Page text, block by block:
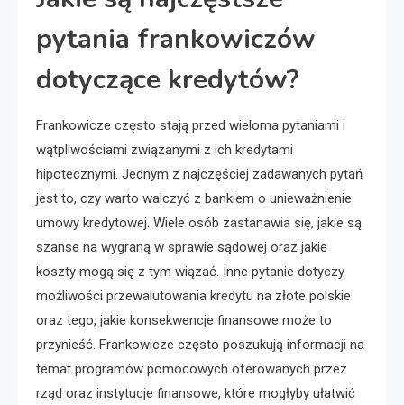
pytania frankowiczów
dotyczące kredytów?
Frankowicze często stają przed wieloma pytaniami i
wątpliwościami związanymi z ich kredytami
hipotecznymi. Jednym z najczęściej zadawanych pytań
jest to, czy warto walczyć z bankiem o unieważnienie
umowy kredytowej. Wiele osób zastanawia się, jakie są
szanse na wygraną w sprawie sądowej oraz jakie
koszty mogą się z tym wiązać. Inne pytanie dotyczy
możliwości przewalutowania kredytu na złote polskie
oraz tego, jakie konsekwencje finansowe może to
przynieść. Frankowicze często poszukują informacji na
temat programów pomocowych oferowanych przez
rząd oraz instytucje finansowe, które mogłyby ułatwić